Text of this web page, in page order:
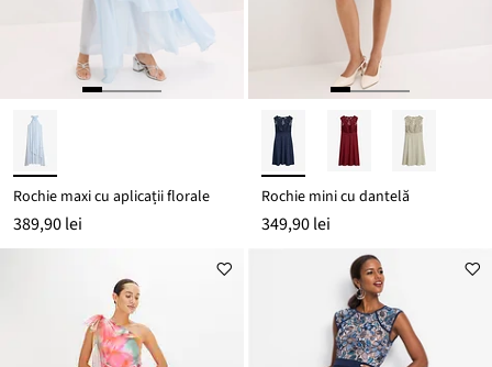
Rochie maxi cu aplicații florale
389,90 lei
Rochie mini cu dantelă
349,90 lei